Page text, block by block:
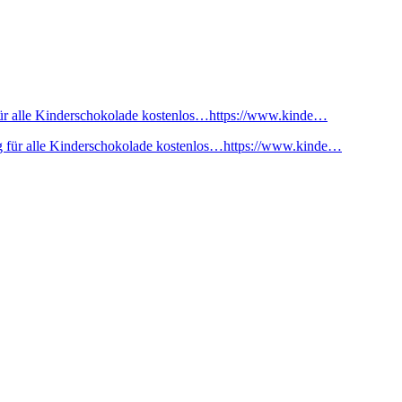
alle Kinderschokolade kostenlos…https://www.kinde…
für alle Kinderschokolade kostenlos…https://www.kinde…